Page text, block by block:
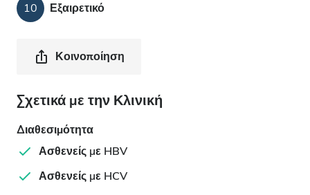
10 Εξαιρετικό
Κοινοποίηση
Σχετικά με την Κλινική
Διαθεσιμότητα
Ασθενείς με HBV
Ασθενείς με HCV